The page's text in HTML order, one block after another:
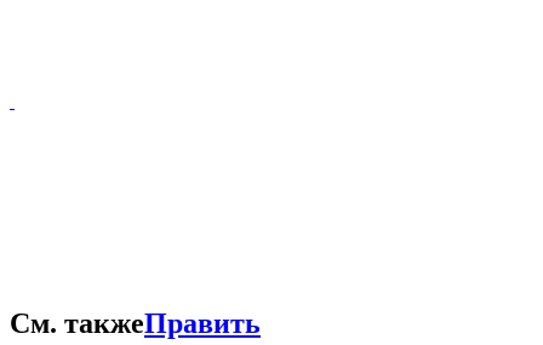
Погрузочный двор шахты Бунге
См. такжеПравить